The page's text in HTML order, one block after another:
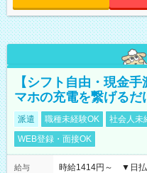
【シフト自由・現金
マホの充電を繋げるだ
派遣 職種未経験OK 社会人未
WEB登録・面接OK
給与 時給1414円～ ▼日払